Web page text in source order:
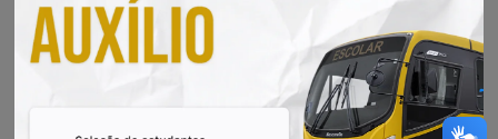
Radar Transparência Pública